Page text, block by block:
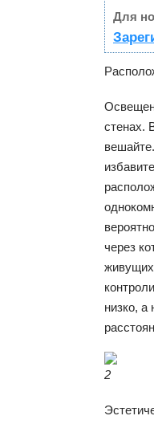
Для
стенах.
через
живущих
низко,
2